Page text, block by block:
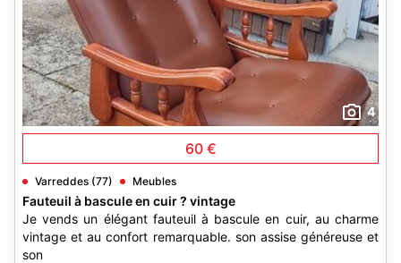
4
60 €
Varreddes (77) Meubles
Fauteuil à bascule en cuir ? vintage
Je vends un élégant fauteuil à bascule en cuir, au charme
vintage et au confort remarquable. son assise généreuse et
son